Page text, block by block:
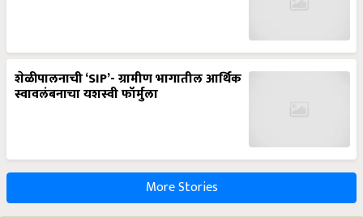
शेळीपालनाची ‘SIP’- ग्रामीण भागातील आर्थिक
स्वावलंबनाचा यशस्वी फॉर्मुला
More Stories